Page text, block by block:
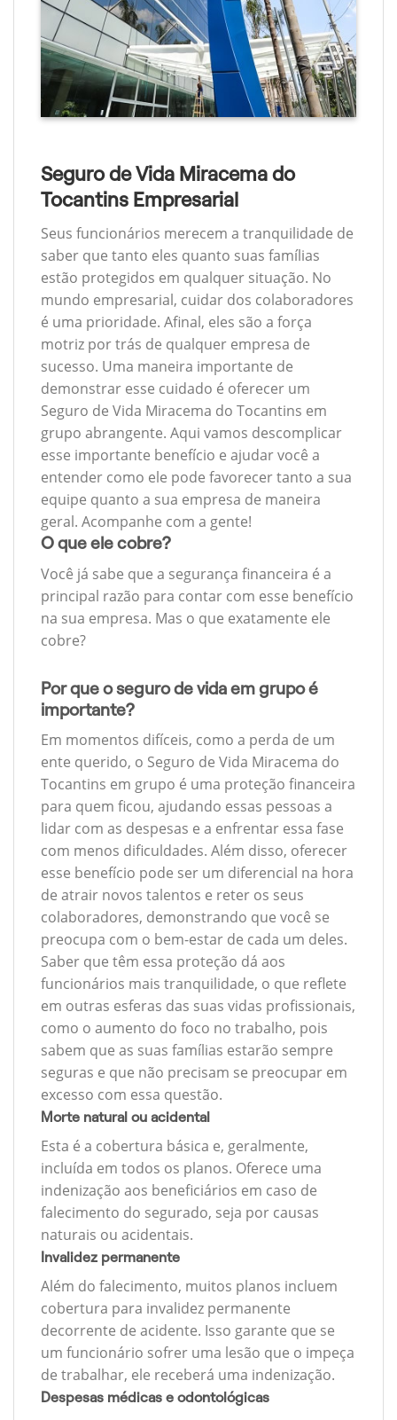
Seguro de Vida Miracema do
Tocantins Empresarial
Seus funcionários merecem a tranquilidade de
saber que tanto eles quanto suas famílias
estão protegidos em qualquer situação. No
mundo empresarial, cuidar dos colaboradores
é uma prioridade. Afinal, eles são a força
motriz por trás de qualquer empresa de
sucesso. Uma maneira importante de
demonstrar esse cuidado é oferecer um
Seguro de Vida Miracema do Tocantins em
grupo abrangente. Aqui vamos descomplicar
esse importante benefício e ajudar você a
entender como ele pode favorecer tanto a sua
equipe quanto a sua empresa de maneira
geral. Acompanhe com a gente!
O que ele cobre?
Você já sabe que a segurança financeira é a
principal razão para contar com esse benefício
na sua empresa. Mas o que exatamente ele
cobre?
Por que o seguro de vida em grupo é
importante?
Em momentos difíceis, como a perda de um
ente querido, o Seguro de Vida Miracema do
Tocantins em grupo é uma proteção financeira
para quem ficou, ajudando essas pessoas a
lidar com as despesas e a enfrentar essa fase
com menos dificuldades. Além disso, oferecer
esse benefício pode ser um diferencial na hora
de atrair novos talentos e reter os seus
colaboradores, demonstrando que você se
preocupa com o bem-estar de cada um deles.
Saber que têm essa proteção dá aos
funcionários mais tranquilidade, o que reflete
em outras esferas das suas vidas profissionais,
como o aumento do foco no trabalho, pois
sabem que as suas famílias estarão sempre
seguras e que não precisam se preocupar em
excesso com essa questão.
Morte natural ou acidental
Esta é a cobertura básica e, geralmente,
incluída em todos os planos. Oferece uma
indenização aos beneficiários em caso de
falecimento do segurado, seja por causas
naturais ou acidentais.
Invalidez permanente
Além do falecimento, muitos planos incluem
cobertura para invalidez permanente
decorrente de acidente. Isso garante que se
um funcionário sofrer uma lesão que o impeça
de trabalhar, ele receberá uma indenização.
Despesas médicas e odontológicas